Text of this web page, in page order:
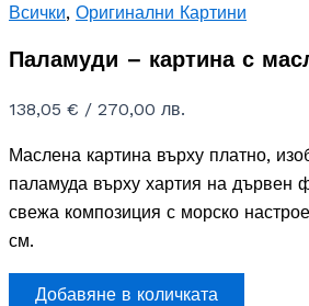
Всички, Оригинални Картини
Паламуди – картина с
138,05 € / 270,00 лв.
Маслена картина върху платно,
паламуда върху хартия на дървен
свежа композиция с морско
см.
количество
Добавяне в количката